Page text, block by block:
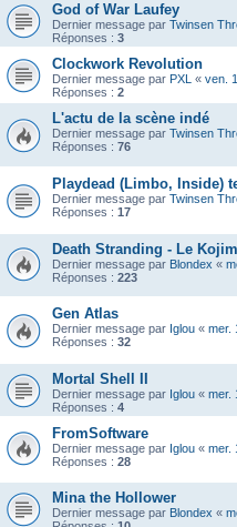
God of War Laufey
Dernier message par Twinsen
Réponses : 3
Clockwork Revolution
Dernier message par PXL « ven.
Réponses : 2
L'actu de la scène indé
Dernier message par Twinsen
Réponses : 76
Playdead (Limbo, Inside)
Dernier message par Twinsen
Réponses : 17
Death Stranding - Le
Dernier message par Blondex «
Réponses : 223
Gen Atlas
Dernier message par Iglou « mer.
Réponses : 32
Mortal Shell II
Dernier message par Iglou « mer.
Réponses : 4
FromSoftware
Dernier message par Iglou « mer.
Réponses : 28
Mina the Hollower
Dernier message par Blondex «